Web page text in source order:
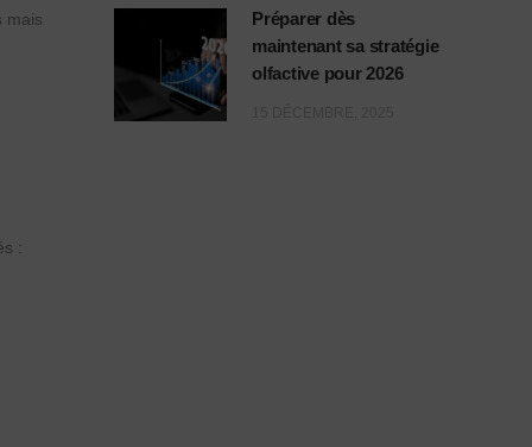
mais
:
Préparer dès
maintenant sa stratégie
olfactive pour 2026